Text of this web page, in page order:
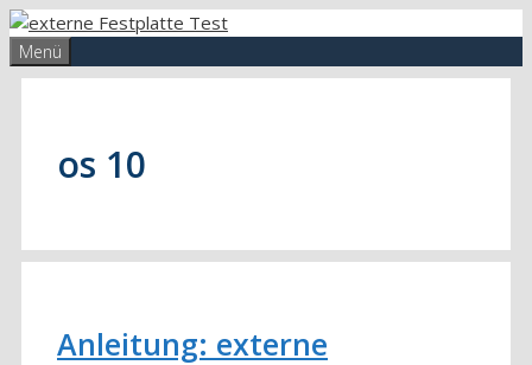
Zum
Inhalt
springen
Menü
os 10
Anleitung: externe